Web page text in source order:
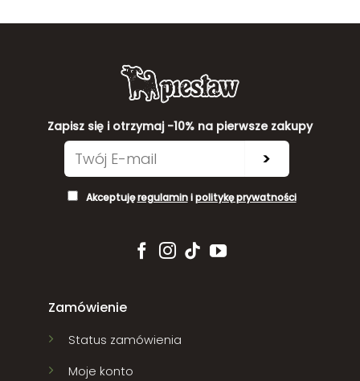
Zapisz się i otrzymaj -10% na pierwsze zakupy
>
Akceptujęregulaminipolitykę prywatności
Zamówienie
Status zamówienia
Moje konto